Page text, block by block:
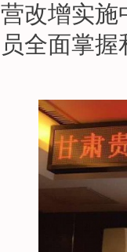
营改增实施
员全面掌